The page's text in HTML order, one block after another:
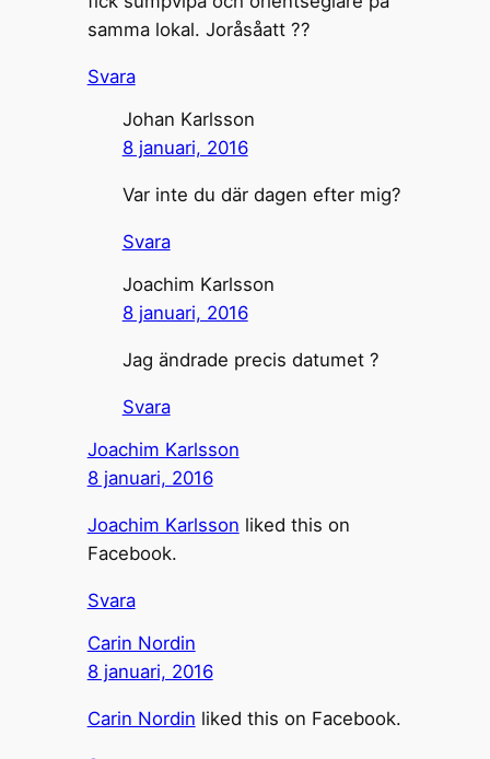
samma lokal. Joråsåatt ??
Svara
Johan Karlsson
8 januari, 2016
Var inte du där dagen efter mig?
Svara
Joachim Karlsson
8 januari, 2016
Jag ändrade precis datumet ?
Svara
Joachim Karlsson
8 januari, 2016
Joachim Karlsson liked this on
Facebook.
Svara
Carin Nordin
8 januari, 2016
Carin Nordin liked this on Facebook.